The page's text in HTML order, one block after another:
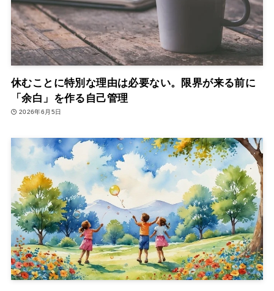
休むことに特別な理由は必要ない。限界が来る前に
「余白」を作る自己管理
2026年6月5日